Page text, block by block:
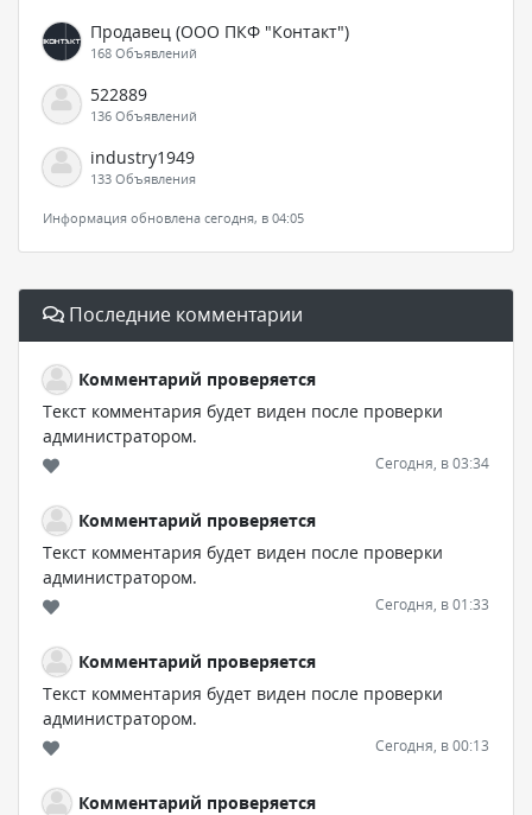
Продавец (ООО ПКФ "Контакт")
168 Объявлений
522889
136 Объявлений
industry1949
133 Объявления
Информация обновлена сегодня, в 04:05
Последние комментарии
Комментарий проверяется
Текст комментария будет виден после проверки
администратором.
Сегодня, в 03:34
Комментарий проверяется
Текст комментария будет виден после проверки
администратором.
Сегодня, в 01:33
Комментарий проверяется
Текст комментария будет виден после проверки
администратором.
Сегодня, в 00:13
Комментарий проверяется